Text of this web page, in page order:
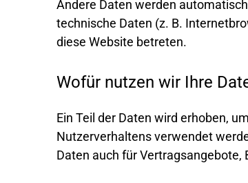
Andere Daten werden
technische Daten (z. B.
diese Website betreten.
Wofür nutzen wir Ihre
Ein Teil der Daten wird erhoben,
Nutzerverhaltens verwendet
Daten auch für